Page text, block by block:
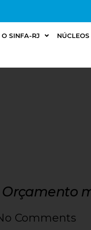
O SINFA-RJ NÚCLEOS
Comments